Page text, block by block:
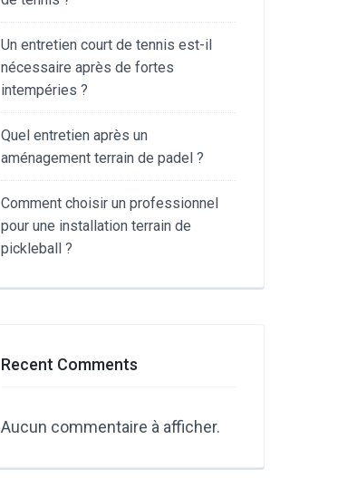
Un entretien court de tennis est-il
nécessaire après de fortes
intempéries ?
Quel entretien après un
aménagement terrain de padel ?
Comment choisir un professionnel
pour une installation terrain de
pickleball ?
Recent Comments
Aucun commentaire à afficher.